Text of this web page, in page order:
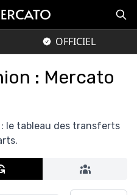
OFFICIEL
: Mercato
: le tableau des transferts